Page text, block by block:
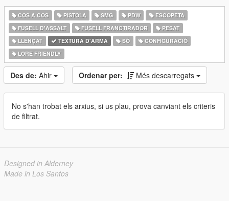
COS A COS PISTOLA SMG PDW
ESCOPETA
FUSELL D'ASSALT
FUSELL FRANCTIRADOR
PESAT
LLENÇAT
TEXTURA D'ARMA SÓ
CONFIGURACIÓ
LORE FRIENDLY
Des de: Ahir Ordenar per: Més descarregats
No s'han trobat els arxius, si us plau, prova canviant els criteris
de filtrat.
Designed in Alderney
Made in Los Santos